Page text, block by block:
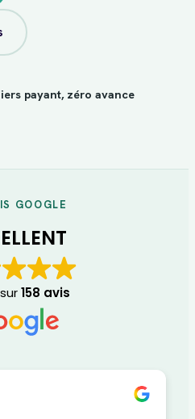
payant, zéro avance
GOOGLE
158 avis